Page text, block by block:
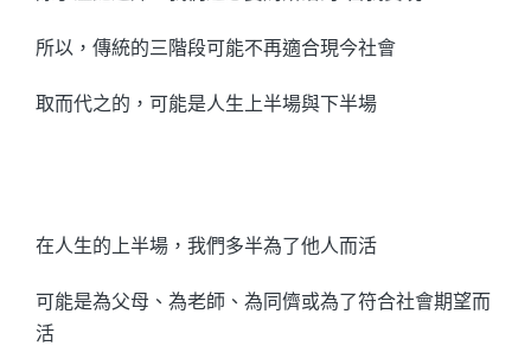
所以，傳統的三階段可能不再適合現今社會
取而代之的，可能是人生上半場與下半場
在人生的上半場，我們多半為了他人而活
可能是為父母、為老師、為同儕或為了符合社會期望而
活